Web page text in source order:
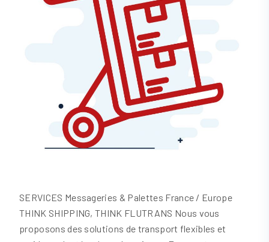
SERVICES Messageries & Palettes France / Europe
THINK SHIPPING, THINK FLUTRANS Nous vous
proposons des solutions de transport flexibles et